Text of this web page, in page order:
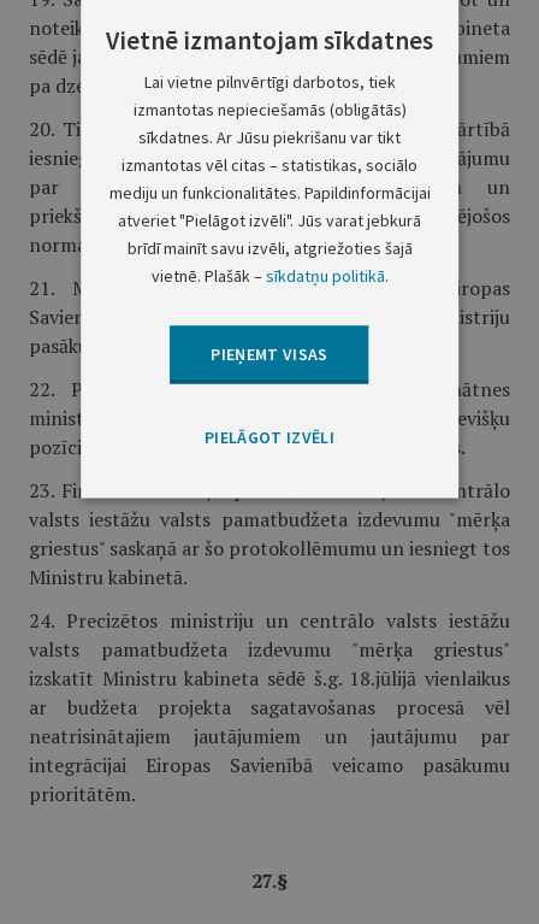
noteiktā kārtībā iesniegt izskatīšanai Ministru kabineta
sēdē jautājumu par dotācijām pasažieru pārvadājumiem
pa dzelzceļu.
20. Tieslietu ministrijai sagatavot un noteiktā kārtībā
iesniegt izskatīšanai Ministru kabineta sēdē jautājumu
par Centrālās zemes komisijas funkcijām un
priekšlikumus par grozījumiem tās darbību regulējošos
normatīvajos aktos.
21. Ministriem nodrošināt ar integrāciju Eiropas
Savienībā saistīto uzdevumu prioritāti ministriju
pasākumu plānos.
22. Pieņemt zināšanai, ka izglītības un zinātnes
ministram K.Greiškalnam ir iebildumi pret atsevišķu
pozīciju neiekļaušanu ministrijas bāzes izdevumos.
23. Finansu ministrijai precizēt ministriju un centrālo
valsts iestāžu valsts pamatbudžeta izdevumu "mērķa
griestus" saskaņā ar šo protokollēmumu un iesniegt tos
Ministru kabinetā.
24. Precizētos ministriju un centrālo valsts iestāžu
valsts pamatbudžeta izdevumu "mērķa griestus"
izskatīt Ministru kabineta sēdē š.g. 18.jūlijā vienlaikus
ar budžeta projekta sagatavošanas procesā vēl
neatrisinātajiem jautājumiem un jautājumu par
integrācijai Eiropas Savienībā veicamo pasākumu
prioritātēm.
27.§
Vietnē izmantojam sīkdatnes
Lai vietne pilnvērtīgi darbotos, tiek
izmantotas nepieciešamās (obligātās)
sīkdatnes. Ar Jūsu piekrišanu var tikt
izmantotas vēl citas – statistikas, sociālo
mediju un funkcionalitātes. Papildinformācijai
atveriet "Pielāgot izvēli". Jūs varat jebkurā
brīdī mainīt savu izvēli, atgriežoties šajā
vietnē. Plašāk –sīkdatņu politikā.
PIEŅEMT VISAS
PIELĀGOT IZVĒLI